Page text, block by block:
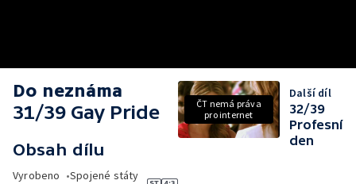
Do neznáma
31/39 Gay Pride
Obsah dílu
Vyrobeno •Spojené státy
ČT nemá práva
pro internet
Další díl
32/39
Profesní
den